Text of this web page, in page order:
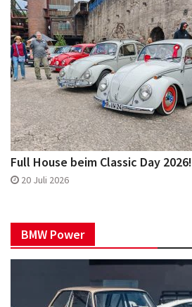
Full House beim Classic Day 2026!
20 Juli 2026
BMW Power